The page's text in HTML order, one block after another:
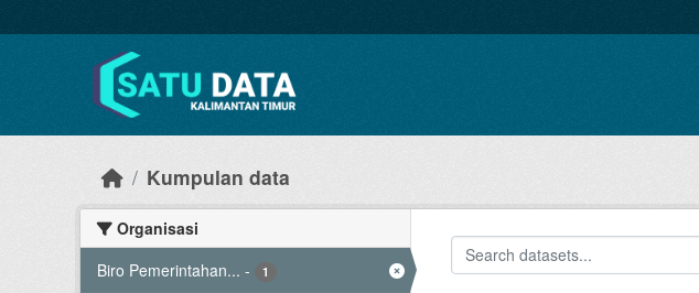
Kumpulan data
Organisasi
Biro Pemerintahan... - 1